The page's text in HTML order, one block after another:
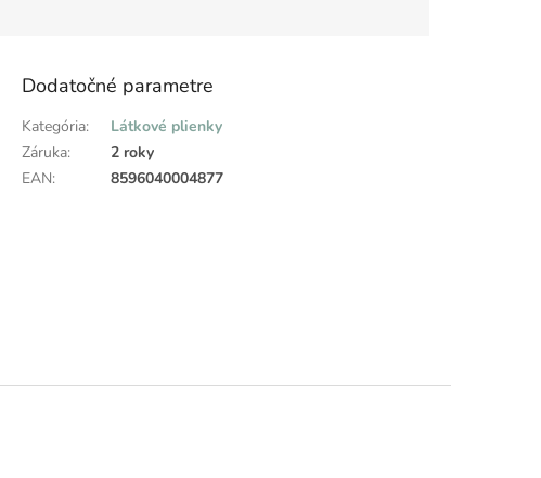
Dodatočné parametre
Kategória:
Látkové plienky
Záruka:
2 roky
EAN: 8596040004877